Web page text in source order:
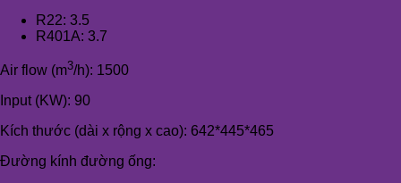
R22: 3.5
R401A: 3.7
Air flow (m3/h): 1500
Input (KW): 90
Kích thước (dài x rộng x cao): 642*445*465
Đường kính đường ống: